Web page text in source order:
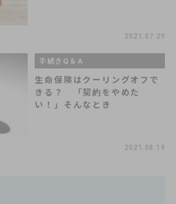
2021.07.29
手続きQ＆A
生命保険はクーリングオフで
きる？ 「契約をやめた
い！」そんなとき
2021.08.19